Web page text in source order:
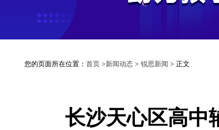
您的页面所在位置： 首页 >新闻动态 > 锐思新闻 > 正文
长沙天心区高中